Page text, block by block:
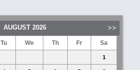
AUGUST 2026
Tu We Th Fr Sa
1